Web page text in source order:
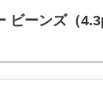
ビーンズ（